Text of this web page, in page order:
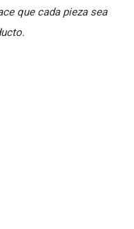
que cada pieza sea